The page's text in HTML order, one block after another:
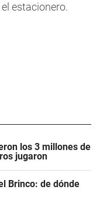
estacionero.
los 3 millones de
jugaron
Brinco: de dónde